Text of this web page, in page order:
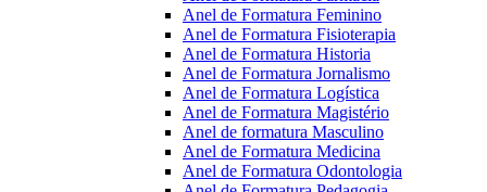
Anel de Formatura Feminino
Anel de Formatura Fisioterapia
Anel de Formatura Historia
Anel de Formatura Jornalismo
Anel de Formatura Logística
Anel de Formatura Magistério
Anel de formatura Masculino
Anel de Formatura Medicina
Anel de Formatura Odontologia